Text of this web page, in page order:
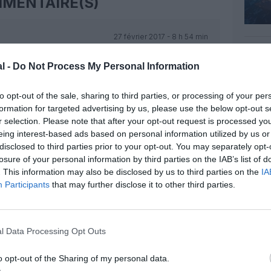
- Do Not Process My Personal Information
opt-out of the sale, sharing to third parties, or processing of your
for targeted advertising by us, please use the below opt-out
selection. Please note that after your opt-out request is processed
interest-based ads based on personal information utilized by us
to third parties prior to your opt-out. You may separately
of your personal information by third parties on the IAB’s list of
This information may also be disclosed by us to third parties on the
Participants that may further disclose it to other third parties.
Data Processing Opt Outs
opt-out of the Sharing of my personal data.
27 février 2017 - 8 h 54 min
27 février 2017 - 9 h 33 min
il faudra qu’il s’y habitue.
plus que des illusions, le
permettra à Boeing de
industrie de pointe.